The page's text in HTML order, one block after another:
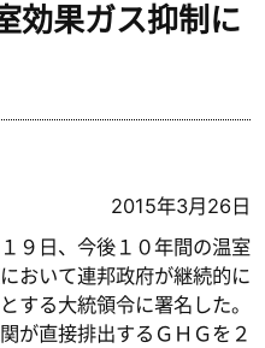
効果ガス抑制に
2015年3月26日
９日、今後１０年間の温室
おいて連邦政府が継続的に
する大統領令に署名した。
が直接排出するＧＨＧを２